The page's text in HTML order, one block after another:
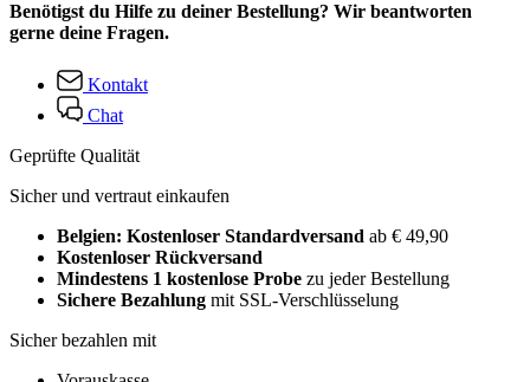
Benötigst du Hilfe zu deiner Bestellung? Wir beantworten
gerne deine Fragen.
Kontakt
Chat
Geprüfte Qualität
Sicher und vertraut einkaufen
Belgien: Kostenloser Standardversand ab € 49,90
Kostenloser Rückversand
Mindestens 1 kostenlose Probe zu jeder Bestellung
Sichere Bezahlung mit SSL-Verschlüsselung
Sicher bezahlen mit